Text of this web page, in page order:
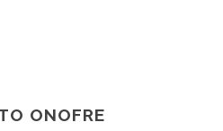
ONOFRE